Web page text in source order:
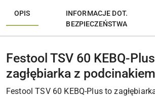
OPIS
INFORMACJE DOT.
BEZPIECZEŃSTWA
Festool TSV 60 KEBQ-Plus
zagłębiarka z podcinakiem
Festool TSV 60 KEBQ-Plus to